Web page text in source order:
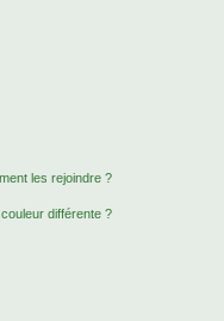
les rejoindre ?
différente ?